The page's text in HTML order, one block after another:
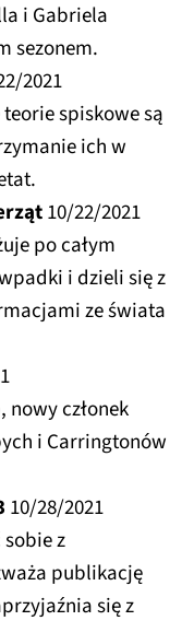
i Gabriela
sezonem.
2021
spiskowe są
ich w
10/22/2021
po całym
i dzieli się z
ze świata
nowy członek
i Carringtonów
10/28/2021
z
publikację
się z